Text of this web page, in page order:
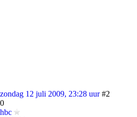
zondag 12 juli 2009, 23:28 uur #2
0
hbc